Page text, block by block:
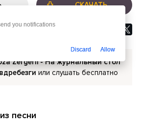
СКАЧАТЬ
Zergerli - На журнальный стол
или слушать бесплатно
песни
you notifications
Discard Allow